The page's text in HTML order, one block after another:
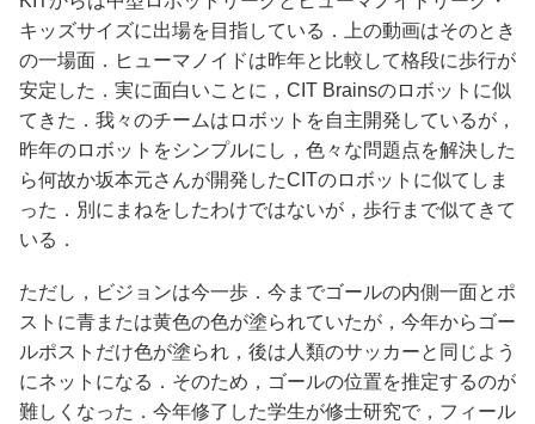
キッズサイズに出場を目指している．上の動画はそのとき
の一場面．ヒューマノイドは昨年と比較して格段に歩行が
安定した．実に面白いことに，CIT Brainsのロボットに似
てきた．我々のチームはロボットを自主開発しているが，
昨年のロボットをシンプルにし，色々な問題点を解決した
ら何故か坂本元さんが開発したCITのロボットに似てしま
った．別にまねをしたわけではないが，歩行まで似てきて
いる．
ただし，ビジョンは今一歩．今までゴールの内側一面とポ
ストに青または黄色の色が塗られていたが，今年からゴー
ルポストだけ色が塗られ，後は人類のサッカーと同じよう
にネットになる．そのため，ゴールの位置を推定するのが
難しくなった．今年修了した学生が修士研究で，フィール